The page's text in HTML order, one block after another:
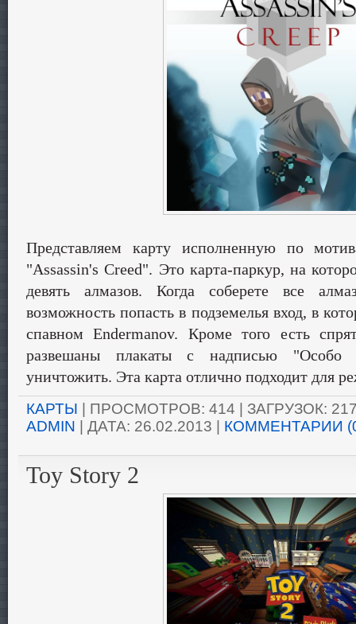
Представляем карту исполненную по
"Assassin's Creed". Это карта-паркур, на
девять алмазов. Когда соберете все
возможность попасть в подземелья вход, в
спавном Endermanov. Кроме того есть
развешаны плакаты с надписью "Особо
уничтожить. Эта карта отлично подходит для
КАРТЫ | ПРОСМОТРОВ: 414 | ЗАГРУЗОК:
ADMIN | ДАТА: 26.02.2013 КОММЕНТАРИИ
Toy Story 2